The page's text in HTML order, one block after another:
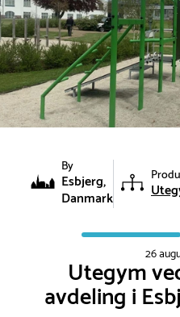
By
Esbjerg,
Danmark
26
Utegym
avdeling i